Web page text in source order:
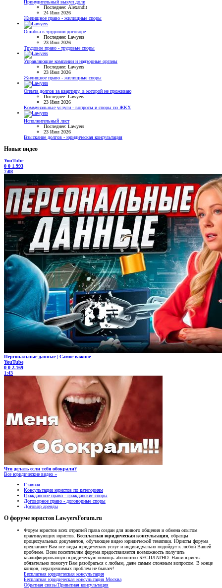
Принудительный выкуп доли
Последнее: Alexandit
24 Июл 2026
Жилищное право - жилищные споры
Ошибка в трудовом договоре
Последнее: Lawyers
23 Июл 2026
Трудовое право - трудовые споры
Управляющие компании и надзорные органы
Последнее: Lawyers
23 Июл 2026
Жилищное право - жилищные споры
Оплата долгов за квартиру, в которой не проживаю
Последнее: Lawyers
23 Июл 2026
Коммунальные услуги - вопросы и споры по ЖКХ
Исполнительный лист
Последнее: Lawyers
23 Июл 2026
Взыскание долгов - юридическая консультация
Новые видео
YouTube
0 0 1.993
7:08
Персональные данные | Самое важное
YouTube
0 0 2.169
1:43
Что делать если тебя обокрали?
Все юридические видео »
Главная
Консультации юристов по категориям
Гражданское право - гражданские споры
Договорное право - договорные споры
Договор аренды
О форуме юристов LawyersForum.ru
Форум юристов всех отраслей права создан для живого общения и обмена опытом
практикующих юристов. Бесплатная юридическая консультация , образцы
процессуальных документов, обучающее видео юридической тематики. Юристы форума
предлагают Вам все виды юридических услуг и индивидуально подойдут к любой Вашей
проблеме. Всем посетителям форума предоставляется возможность получить
квалифицированную юридическую помощь абсолютно БЕСПЛАТНО. Наши юристы
обязательно помогут Вам разобраться с любым, даже самым сложным вопросом. В конце
концов, неразрешимых проблем не бывает!
Бесплатная юридическая консультация
Бесплатная юридическая консультация Москва
Обратная связь/Приватная консультация